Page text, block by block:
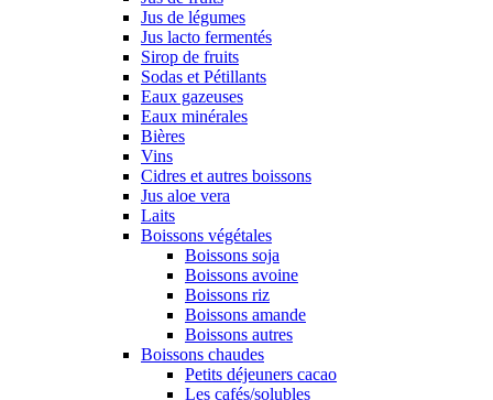
Jus de légumes
Jus lacto fermentés
Sirop de fruits
Sodas et Pétillants
Eaux gazeuses
Eaux minérales
Bières
Vins
Cidres et autres boissons
Jus aloe vera
Laits
Boissons végétales
Boissons soja
Boissons avoine
Boissons riz
Boissons amande
Boissons autres
Boissons chaudes
Petits déjeuners cacao
Les cafés/solubles